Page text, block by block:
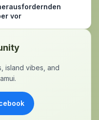
vor
island vibes, and